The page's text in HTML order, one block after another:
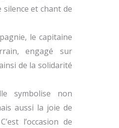
et chant de
le capitaine
engagé sur
de la solidarité
symbolise non
aussi la joie de
l’occasion de